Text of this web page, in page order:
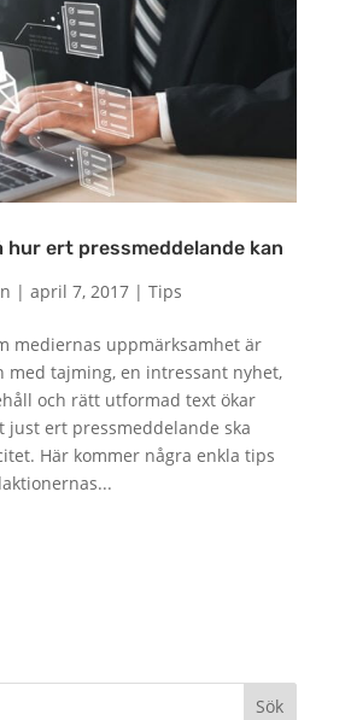
hur ert pressmeddelande kan
| april 7, 2017| Tips
mediernas uppmärksamhet är
med tajming, en intressant nyhet,
och rätt utformad text ökar
just ert pressmeddelande ska
Här kommer några enkla tips
Sök